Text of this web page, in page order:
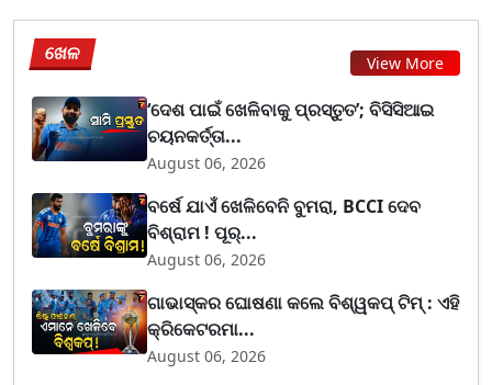
ଖେଳ View More
‘ଦେଶ ପାଇଁ ଖେଳିବାକୁ ପ୍ରସ୍ତୁତ’; ବିସିସିଆଇ
ଚୟନକର୍ତ୍ତା...
August 06, 2026
ବର୍ଷେ ଯାଏଁ ଖେଳିବେନି ବୁମରା, BCCI ଦେବ
ବିଶ୍ରାମ ! ପୂର୍...
August 06, 2026
ଗାଭାସ୍କର ଘୋଷଣା କଲେ ବିଶ୍ୱକପ୍ ଟିମ୍ : ଏହି
କ୍ରିକେଟରମା...
August 06, 2026